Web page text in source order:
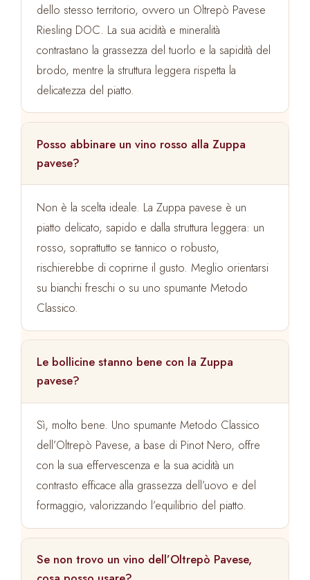
dello stesso territorio, ovvero un Oltrepò Pavese
Riesling DOC. La sua acidità e mineralità
contrastano la grassezza del tuorlo e la sapidità del
brodo, mentre la struttura leggera rispetta la
delicatezza del piatto.
Posso abbinare un vino rosso alla Zuppa
pavese?
Non è la scelta ideale. La Zuppa pavese è un
piatto delicato, sapido e dalla struttura leggera: un
rosso, soprattutto se tannico o robusto,
rischierebbe di coprirne il gusto. Meglio orientarsi
su bianchi freschi o su uno spumante Metodo
Classico.
Le bollicine stanno bene con la Zuppa
pavese?
Sì, molto bene. Uno spumante Metodo Classico
dell’Oltrepò Pavese, a base di Pinot Nero, offre
con la sua effervescenza e la sua acidità un
contrasto efficace alla grassezza dell’uovo e del
formaggio, valorizzando l’equilibrio del piatto.
Se non trovo un vino dell’Oltrepò Pavese,